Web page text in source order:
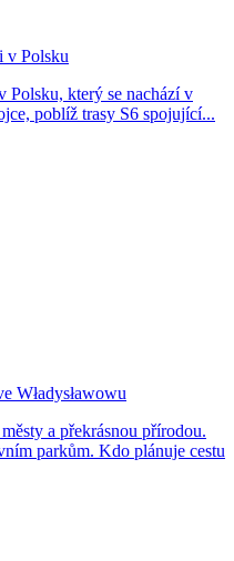
v Polsku
Polsku, který se nachází v
poblíž trasy S6 spojující...
Władysławowu
a překrásnou přírodou.
parkům. Kdo plánuje cestu